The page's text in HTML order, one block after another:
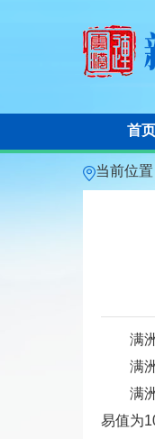
首页
当前位置
满
满
满
易值为